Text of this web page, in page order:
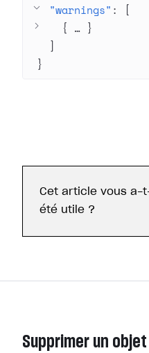
"warnings" :
[
{ … }
]
}
Cet article vous a-
été utile ?
Supprimer un